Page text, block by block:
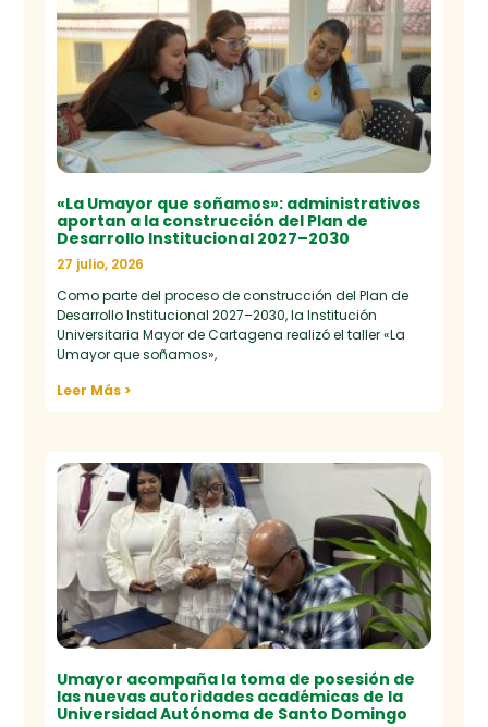
«La Umayor que soñamos»: administrativos
aportan a la construcción del Plan de
Desarrollo Institucional 2027–2030
27 julio, 2026
Como parte del proceso de construcción del Plan de
Desarrollo Institucional 2027–2030, la Institución
Universitaria Mayor de Cartagena realizó el taller «La
Umayor que soñamos»,
Leer Más >
Umayor acompaña la toma de posesión de
las nuevas autoridades académicas de la
Universidad Autónoma de Santo Domingo